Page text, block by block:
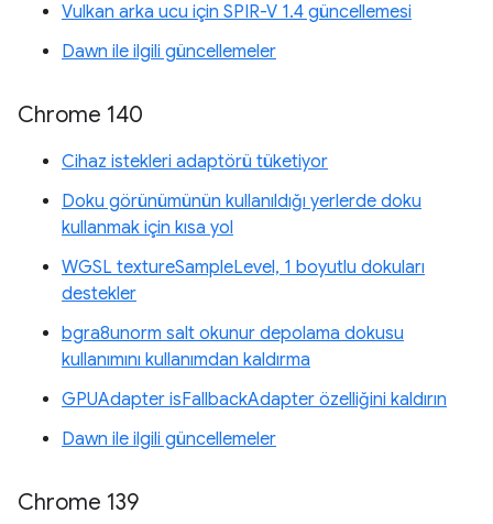
Vulkan arka ucu için SPIR-V 1.4 güncellemesi
Dawn ile ilgili güncellemeler
Chrome 140
Cihaz istekleri adaptörü tüketiyor
Doku görünümünün kullanıldığı yerlerde doku
kullanmak için kısa yol
WGSL textureSampleLevel, 1 boyutlu dokuları
destekler
bgra8unorm salt okunur depolama dokusu
kullanımını kullanımdan kaldırma
GPUAdapter isFallbackAdapter özelliğini kaldırın
Dawn ile ilgili güncellemeler
Chrome 139